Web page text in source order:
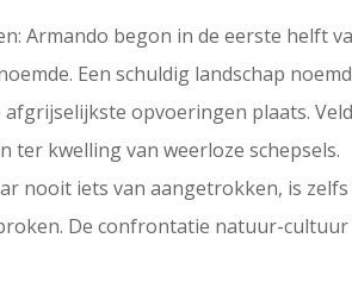
Armando begon in de eerste helft
Een schuldig landschap
opvoeringen plaats.
ter kwelling van weerloze schepsels.
nooit iets van aangetrokken, is
De confrontatie natuur-